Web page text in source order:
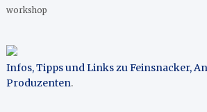
workshop
Infos, Tipps und Links zu Feinsnacker,
Produzenten.